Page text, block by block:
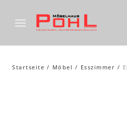
Startseite Möbel Esszimmer